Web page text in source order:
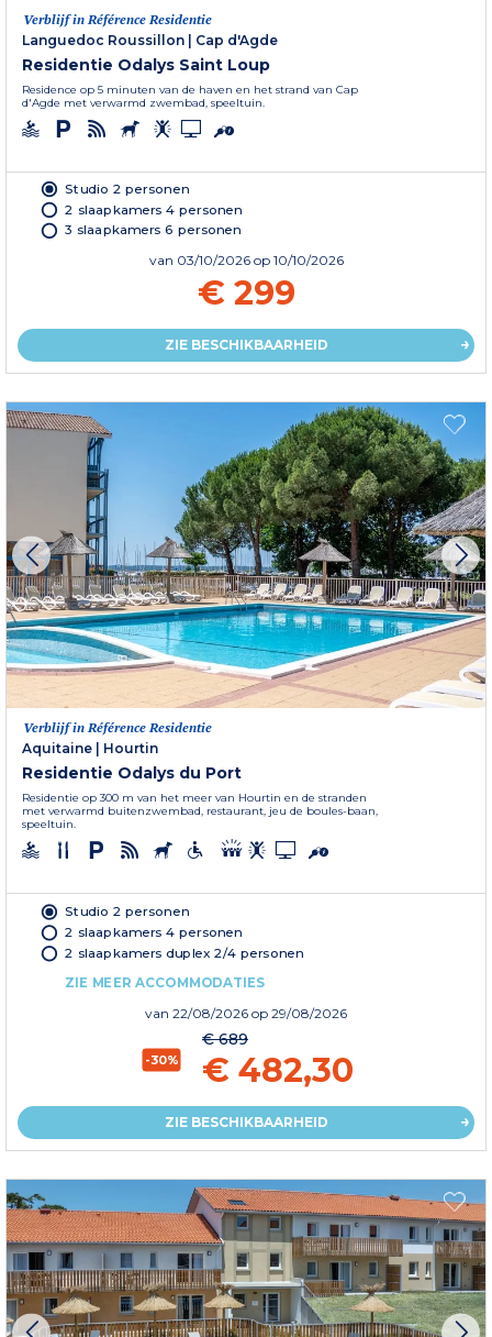
Verblijf in Référence Residentie
Languedoc Roussillon | Cap d'Agde
Residentie Odalys Saint Loup
Residence op 5 minuten van de haven en het strand van Cap
d'Agde met verwarmd zwembad, speeltuin.
Studio 2 personen
2 slaapkamers 4 personen
3 slaapkamers 6 personen
van 03/10/2026 op 10/10/2026
€ 299
ZIE BESCHIKBAARHEID
Verblijf in Référence Residentie
Aquitaine
Hourtin
Residentie Odalys du Port
Residentie op 300 m van het meer van Hourtin en de stranden
met verwarmd buitenzwembad, restaurant, jeu de boules-baan,
speeltuin.
Studio 2 personen
2 slaapkamers 4 personen
2 slaapkamers duplex 2/4 personen
ZIE MEER ACCOMMODATIES
van 22/08/2026 op 29/08/2026
-30%
€ 689
€ 482,30
ZIE BESCHIKBAARHEID